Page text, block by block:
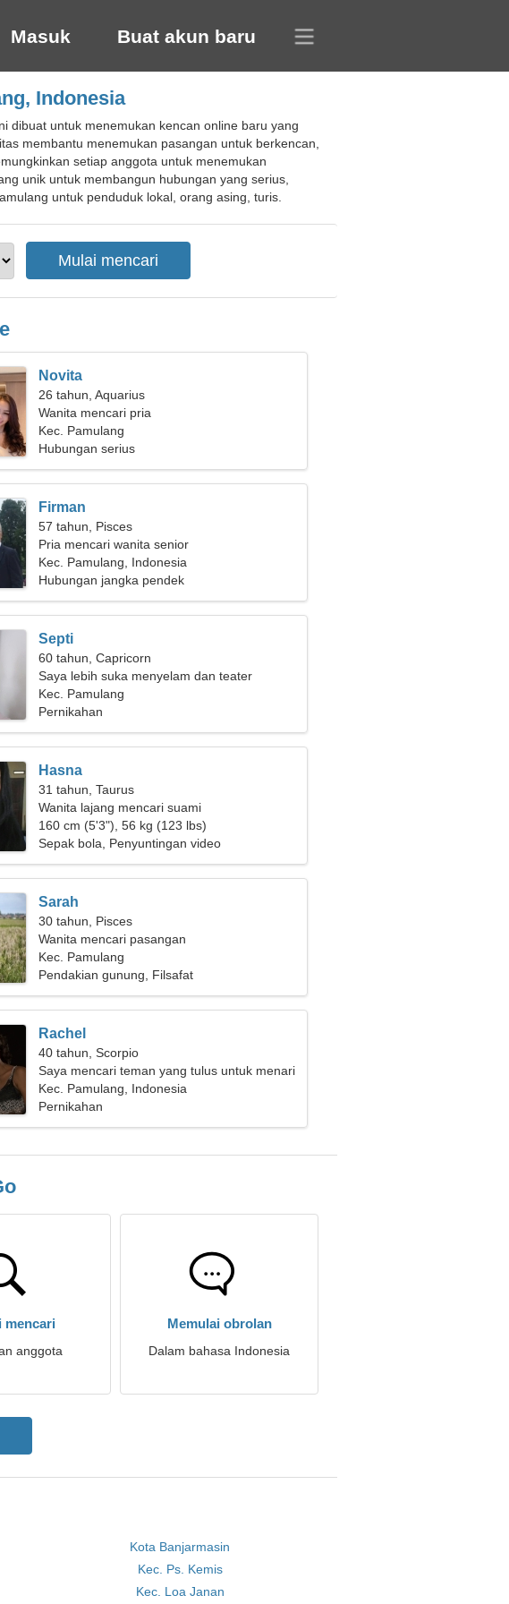
Masuk Buat akun baru
Indonesia
dibuat untuk menemukan kencan online baru yang
membantu menemukan pasangan untuk berkencan,
setiap anggota untuk menemukan
unik untuk membangun hubungan yang serius,
untuk penduduk lokal, orang asing, turis.
Novita
26 tahun, Aquarius
Wanita mencari pria
Kec. Pamulang
Hubungan serius
Firman
57 tahun, Pisces
Pria mencari wanita senior
Kec. Pamulang, Indonesia
Hubungan jangka pendek
Septi
60 tahun, Capricorn
Saya lebih suka menyelam dan teater
Kec. Pamulang
Pernikahan
Hasna
31 tahun, Taurus
Wanita lajang mencari suami
160 cm (5'3"), 56 kg (123 lbs)
Sepak bola, Penyuntingan video
Sarah
30 tahun, Pisces
Wanita mencari pasangan
Kec. Pamulang
Pendakian gunung, Filsafat
Rachel
40 tahun, Scorpio
Saya mencari teman yang tulus untuk menari
Kec. Pamulang, Indonesia
Pernikahan
mencari
anggota
Memulai obrolan
Dalam bahasa Indonesia
Kota Banjarmasin
Kec. Ps. Kemis
Kec. Loa Janan